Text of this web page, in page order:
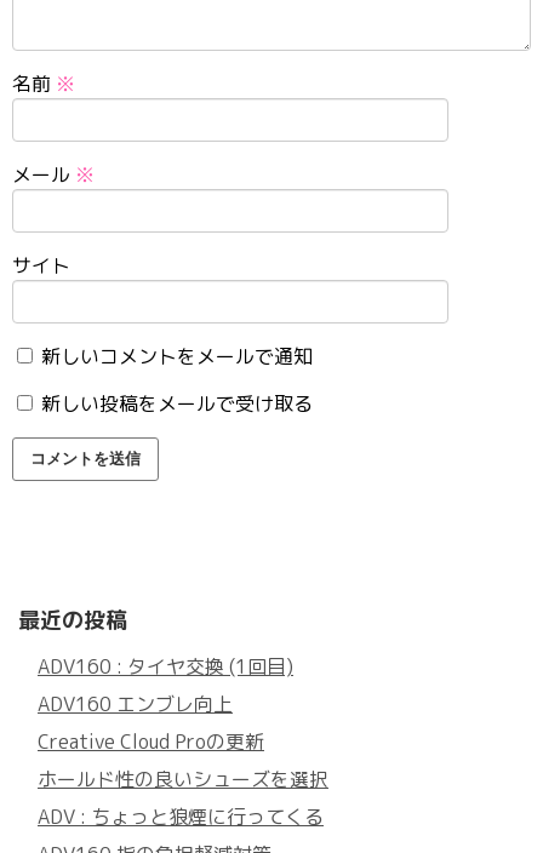
名前 ※
メール ※
サイト
新しいコメントをメールで通知
新しい投稿をメールで受け取る
最近の投稿
ADV160 : タイヤ交換 (1回目)
ADV160 エンブレ向上
Creative Cloud Proの更新
ホールド性の良いシューズを選択
ADV : ちょっと狼煙に行ってくる